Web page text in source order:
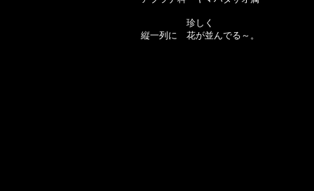
珍しく
縦一列に 花が並んでる～。